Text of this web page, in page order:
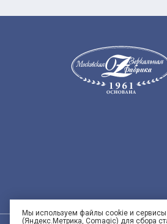
Мы используем файлы cookie и сервисы
(Яндекс.Метрика, Comagic) для сбора